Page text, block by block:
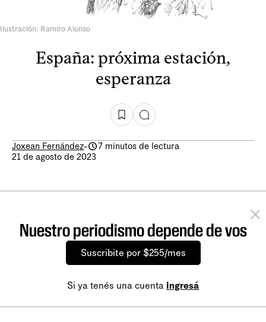
Ilustración: Ramiro Alonso
España: próxima estación,
esperanza
Joxean Fernández-
7 minutos de lectura
21 de agosto de 2023
Nuestro periodismo depende de vos
Suscribite por $255/mes
Si ya tenés una cuenta Ingresá